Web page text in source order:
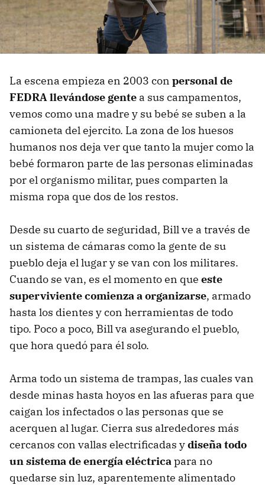
La escena empieza en 2003 con personal de
FEDRA llevándose gente a sus campamentos,
vemos como una madre y su bebé se suben a la
camioneta del ejercito. La zona de los huesos
humanos nos deja ver que tanto la mujer como la
bebé formaron parte de las personas eliminadas
por el organismo militar, pues comparten la
misma ropa que dos de los restos.
Desde su cuarto de seguridad, Bill ve a través de
un sistema de cámaras como la gente de su
pueblo deja el lugar y se van con los militares.
Cuando se van, es el momento en que este
superviviente comienza a organizarse, armado
hasta los dientes y con herramientas de todo
tipo. Poco a poco, Bill va asegurando el pueblo,
que hora quedó para él solo.
Arma todo un sistema de trampas, las cuales van
desde minas hasta hoyos en las afueras para que
caigan los infectados o las personas que se
acerquen al lugar. Cierra sus alrededores más
cercanos con vallas electrificadas ydiseña todo
un sistema de energía eléctricapara no
quedarse sin luz, aparentemente alimentado